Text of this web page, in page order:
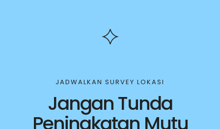
JADWALKAN SURVEY LOKASI
Jangan Tunda
Peningkatan Mutu